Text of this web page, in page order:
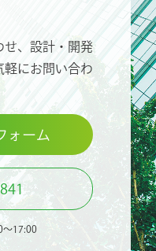
せ、設計・開発
軽にお問い合わ
ォーム
〜17:00